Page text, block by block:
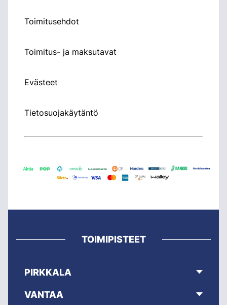
Toimitusehdot
Toimitus- ja maksutavat
Evästeet
Tietosuojakäytäntö
TOIMIPISTEET
PIRKKALA
VANTAA